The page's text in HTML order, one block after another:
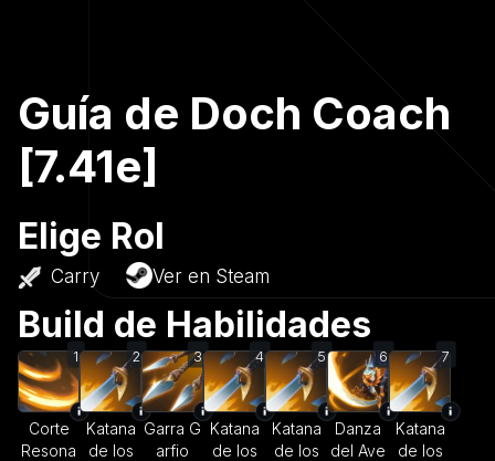
Guía de Doch Coach
[7.41e]
Elige Rol
Carry Ver en Steam
Build de Habilidades
1
Corte
Resona
2
Katana
de los
3
Garra G
arfio
4
Katana
de los
5
Katana
de los
6
Danza
del Ave
7
Katana
de los